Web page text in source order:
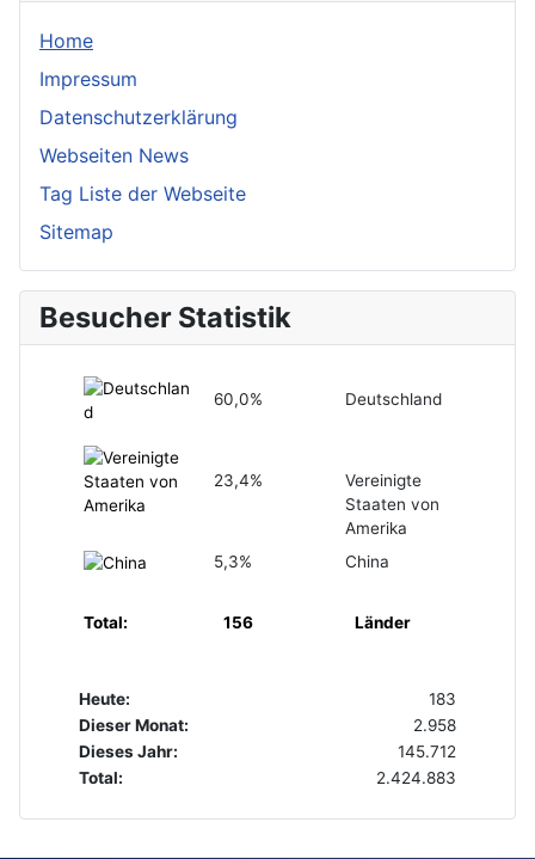
Home
Impressum
Datenschutzerklärung
Webseiten News
Tag Liste der Webseite
Sitemap
Besucher Statistik
60,0% Deutschland
23,4%
Vereinigte
Staaten von
Amerika
5,3%
China
Total: 156 Länder
Heute:
183
Dieser Monat:
2.958
Dieses Jahr:
145.712
Total:
2.424.883